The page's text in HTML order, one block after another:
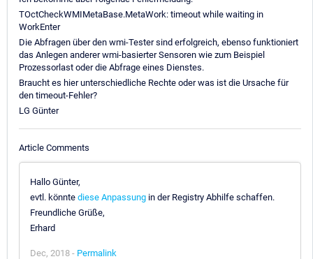
TOctCheckWMIMetaBase.MetaWork: timeout while waiting in
WorkEnter
Die Abfragen über den wmi-Tester sind erfolgreich, ebenso funktioniert
das Anlegen anderer wmi-basierter Sensoren wie zum Beispiel
Prozessorlast oder die Abfrage eines Dienstes.
Braucht es hier unterschiedliche Rechte oder was ist die Ursache für
den timeout-Fehler?
LG Günter
Article Comments
Hallo Günter,
evtl. könnte diese Anpassung in der Registry Abhilfe schaffen.
Freundliche Grüße,
Erhard
Dec, 2018 - Permalink